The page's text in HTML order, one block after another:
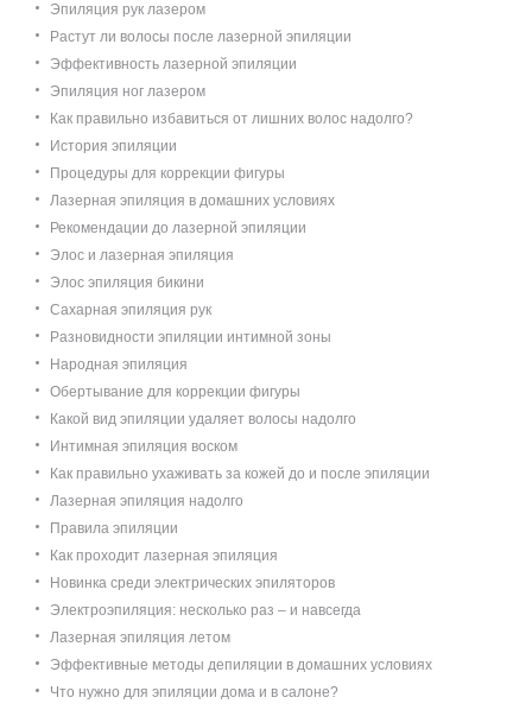
Эпиляция рук лазером
Растут ли волосы после лазерной эпиляции
Эффективность лазерной эпиляции
Эпиляция ног лазером
Как правильно избавиться от лишних волос надолго?
История эпиляции
Процедуры для коррекции фигуры
Лазерная эпиляция в домашних условиях
Рекомендации до лазерной эпиляции
Элос и лазерная эпиляция
Элос эпиляция бикини
Сахарная эпиляция рук
Разновидности эпиляции интимной зоны
Народная эпиляция
Обертывание для коррекции фигуры
Какой вид эпиляции удаляет волосы надолго
Интимная эпиляция воском
Как правильно ухаживать за кожей до и после эпиляции
Лазерная эпиляция надолго
Правила эпиляции
Как проходит лазерная эпиляция
Новинка среди электрических эпиляторов
Электроэпиляция: несколько раз – и навсегда
Лазерная эпиляция летом
Эффективные методы депиляции в домашних условиях
Что нужно для эпиляции дома и в салоне?